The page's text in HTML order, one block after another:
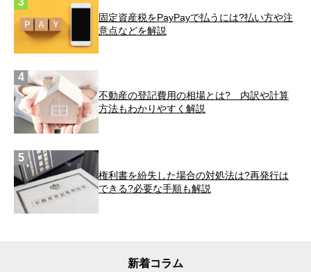
固定資産税をPayPayで払うには?払い方や注
意点などを解説
不動産の登記費用の相場とは? 内訳や計算
方法もわかりやすく解説
権利書を紛失した場合の対処法は?再発行は
できる?必要な手順も解説
新着コラム